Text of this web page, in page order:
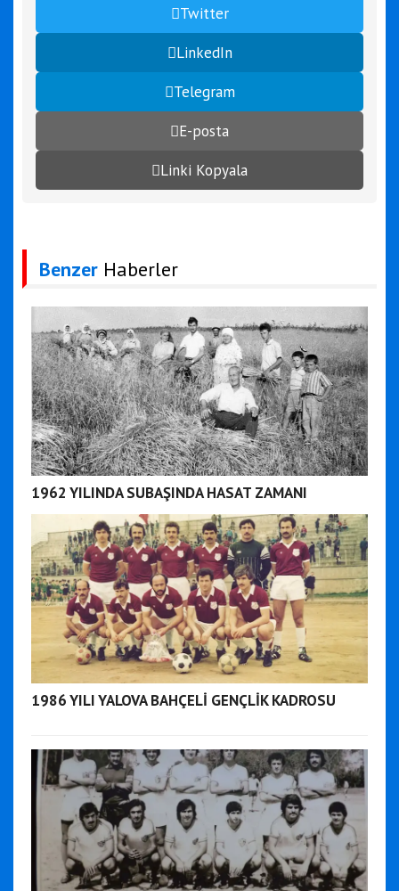
Twitter
LinkedIn
Telegram
E-posta
Linki Kopyala
Benzer Haberler
1962 YILINDA SUBAŞINDA HASAT ZAMANI
1986 YILI YALOVA BAHÇELİ GENÇLİK KADROSU